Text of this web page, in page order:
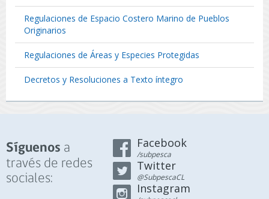
Regulaciones de Espacio Costero Marino de Pueblos
Originarios
Regulaciones de Áreas y Especies Protegidas
Decretos y Resoluciones a Texto íntegro
Síguenos a
través de redes
sociales:
Facebook
/subpesca
Twitter
@SubpescaCL
Instagram